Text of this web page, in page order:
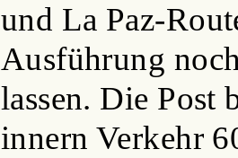
und La Paz-
Ausführung
lassen. Die Post
innern Verkehr